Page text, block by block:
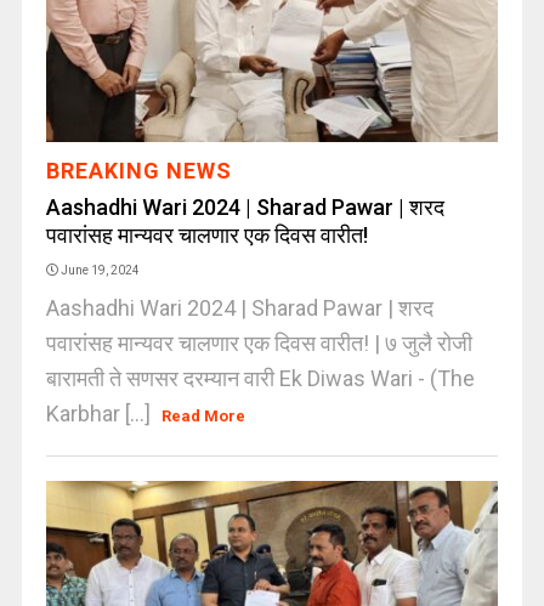
BREAKING NEWS
Aashadhi Wari 2024 | Sharad Pawar | शरद
पवारांसह मान्यवर चालणार एक दिवस वारीत!
June 19, 2024
Aashadhi Wari 2024 | Sharad Pawar | शरद
पवारांसह मान्यवर चालणार एक दिवस वारीत! | ७ जुलै रोजी
बारामती ते सणसर दरम्यान वारी Ek Diwas Wari - (The
Karbhar [...]
Read More